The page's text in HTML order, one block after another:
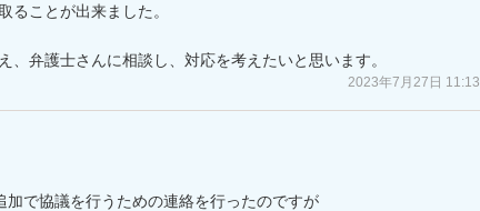
ることが出来ました。
、弁護士さんに相談し、対応を考えたいと思います。
2023年7月27日 11:13
加で協議を行うための連絡を行ったのですが